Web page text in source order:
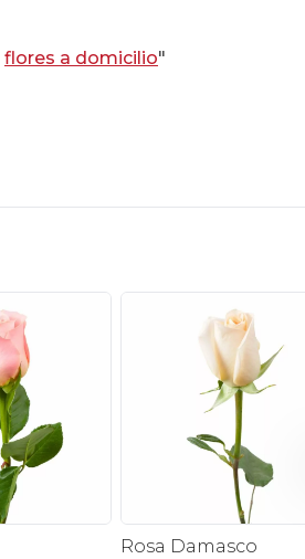
flores a domicilio"
Rosa Damasco